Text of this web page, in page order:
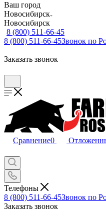
Ваш город
Новосибирск
Новосибирск
8 (800) 511-66-45
8 (800) 511-66-45Звонок по
Заказать звонок
Сравнение0
Телефоны
8 (800) 511-66-45Звонок по
Заказать звонок